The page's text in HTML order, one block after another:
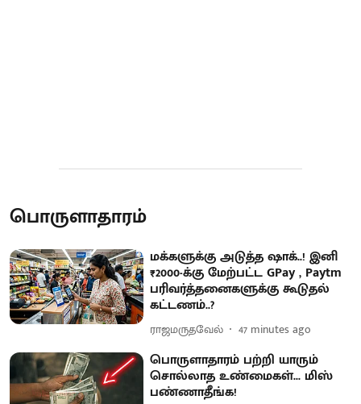
பொருளாதாரம்
மக்களுக்கு அடுத்த ஷாக்..! இனி
₹2000-க்கு மேற்பட்ட GPay , Paytm
பரிவர்த்தனைகளுக்கு கூடுதல்
கட்டணம்..?
ராஜமருதவேல் 47 minutes ago
பொருளாதாரம் பற்றி யாரும்
சொல்லாத உண்மைகள்... மிஸ்
பண்ணாதீங்க!